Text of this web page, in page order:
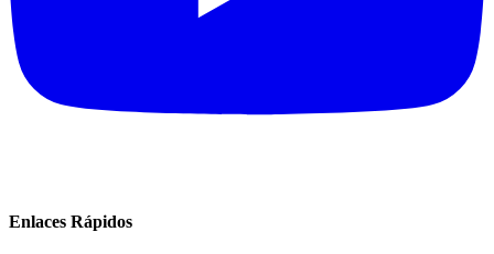
Enlaces Rápidos